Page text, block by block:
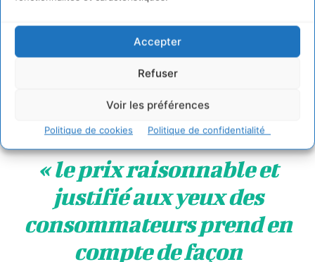
Accepter
Refuser
Voir les préférences
Politique de cookies Politique de confidentialité
Cette question du prix est bien plus vaste que la seule
correspond rarement à ce qu’on appelle le
à-dire
« le prix raisonnable et
justifié aux yeux des
consommateurs prend en
compte de façon